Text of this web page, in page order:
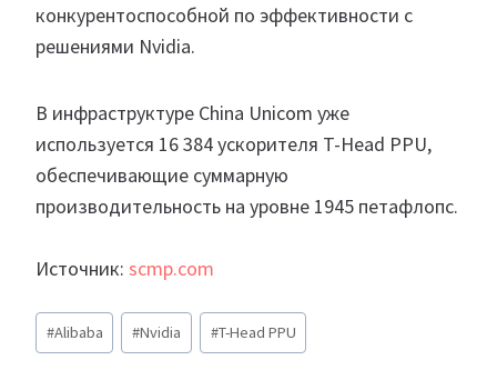
конкурентоспособной по эффективности с
решениями Nvidia.
В инфраструктуре China Unicom уже
используется 16 384 ускорителя T-Head PPU,
обеспечивающие суммарную
производительность на уровне 1945 петафлопс.
Источник: scmp.com
Метки
записи:
#Alibaba #Nvidia #T-Head PPU